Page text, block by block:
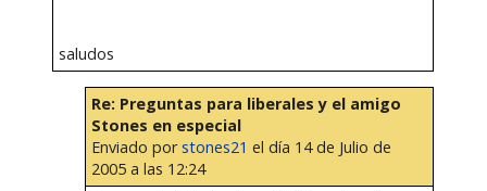
saludos
Re: Preguntas para liberales y el amigo
Stones en especial
Enviado porstones21 el día 14 de Julio de
2005 a las 12:24